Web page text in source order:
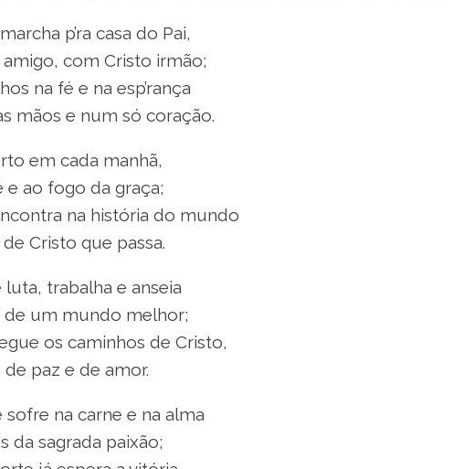
p’ra casa do Pai,
com Cristo irmão;
na fé e na esp’rança
mãos e num só coração.
em cada manhã,
e ao fogo da graça;
na história do mundo
Cristo que passa.
luta, trabalha e anseia
de um mundo melhor;
os caminhos de Cristo,
paz e de amor.
sofre na carne e na alma
da sagrada paixão;